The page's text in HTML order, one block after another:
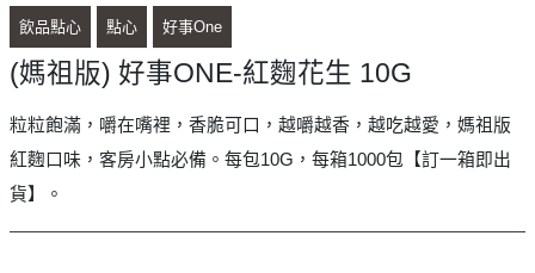
飲品點心 點心 好事One
(媽祖版) 好事ONE-紅麴花生 10G
粒粒飽滿，嚼在嘴裡，香脆可口，越嚼越香，越吃越愛，媽祖版
紅麴口味，客房小點必備。每包10G，每箱1000包【訂一箱即出
貨】。